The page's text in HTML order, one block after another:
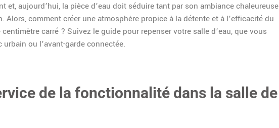
et, aujourd’hui, la pièce d’eau doit séduire tant par son ambiance chaleureuse
comment créer une atmosphère propice à la détente et à l’efficacité du
carré ? Suivez le guide pour repenser votre salle d’eau, que vous
ou l’avant-garde connectée.
de la fonctionnalité dans la salle de